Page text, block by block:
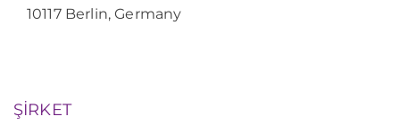
10117 Berlin, Germany
ŞİRKET